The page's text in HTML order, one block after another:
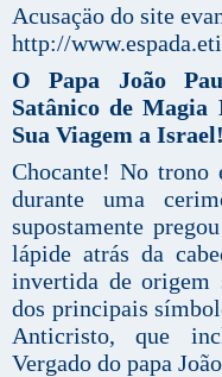
Acusaçäo do site
http://
O Papa João
Satânico de
Sua Viagem a Israel!
Chocante! No trono
durante uma
supostamente
lápide atrás da
invertida de origem
dos principais
Anticristo, que
Vergado do papa